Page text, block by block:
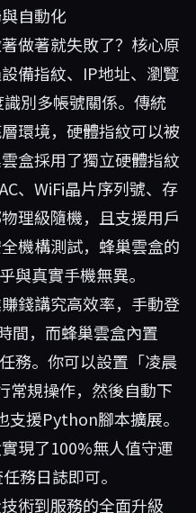
自動化
做著就失敗了？核心原
備指紋、IP地址、瀏覽
別多帳號關係。傳統
環境，硬體指紋可以被
盒採用了獨立硬體指紋
、WiFi晶片序列號、存
理級隨機，且支援用戶
機構測試，蜂巢雲盒的
與真實手機無異。
錢講究高效率，手動登
間，而蜂巢雲盒內置
務。你可以設置「凌晨
常規操作，然後自動下
支援Python腳本擴展。
現了100%無人值守運
務日誌即可。
術到服務的全面升級